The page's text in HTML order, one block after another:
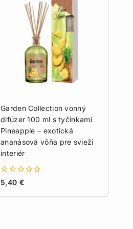
Garden Collection vonný
difúzer 100 ml s tyčinkami
Pineapple – exotická
ananásová vôňa pre svieži
interiér
0
5
5,40 €